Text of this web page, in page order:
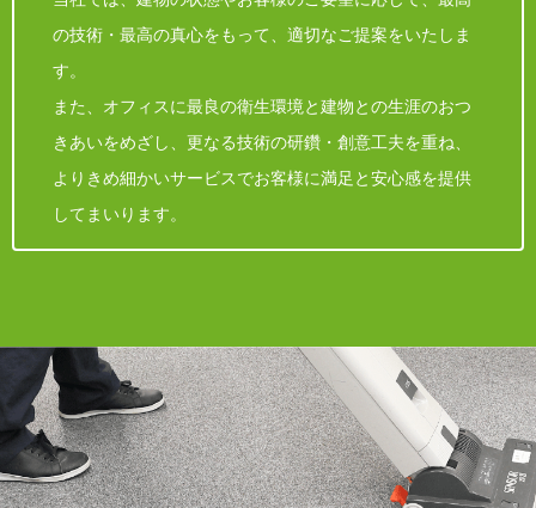
の技術・最高の真心をもって、適切なご提案をいたしま
す。
また、オフィスに最良の衛生環境と建物との生涯のおつ
きあいをめざし、更なる技術の研鑽・創意工夫を重ね、
よりきめ細かいサービスでお客様に満足と安心感を提供
してまいります。